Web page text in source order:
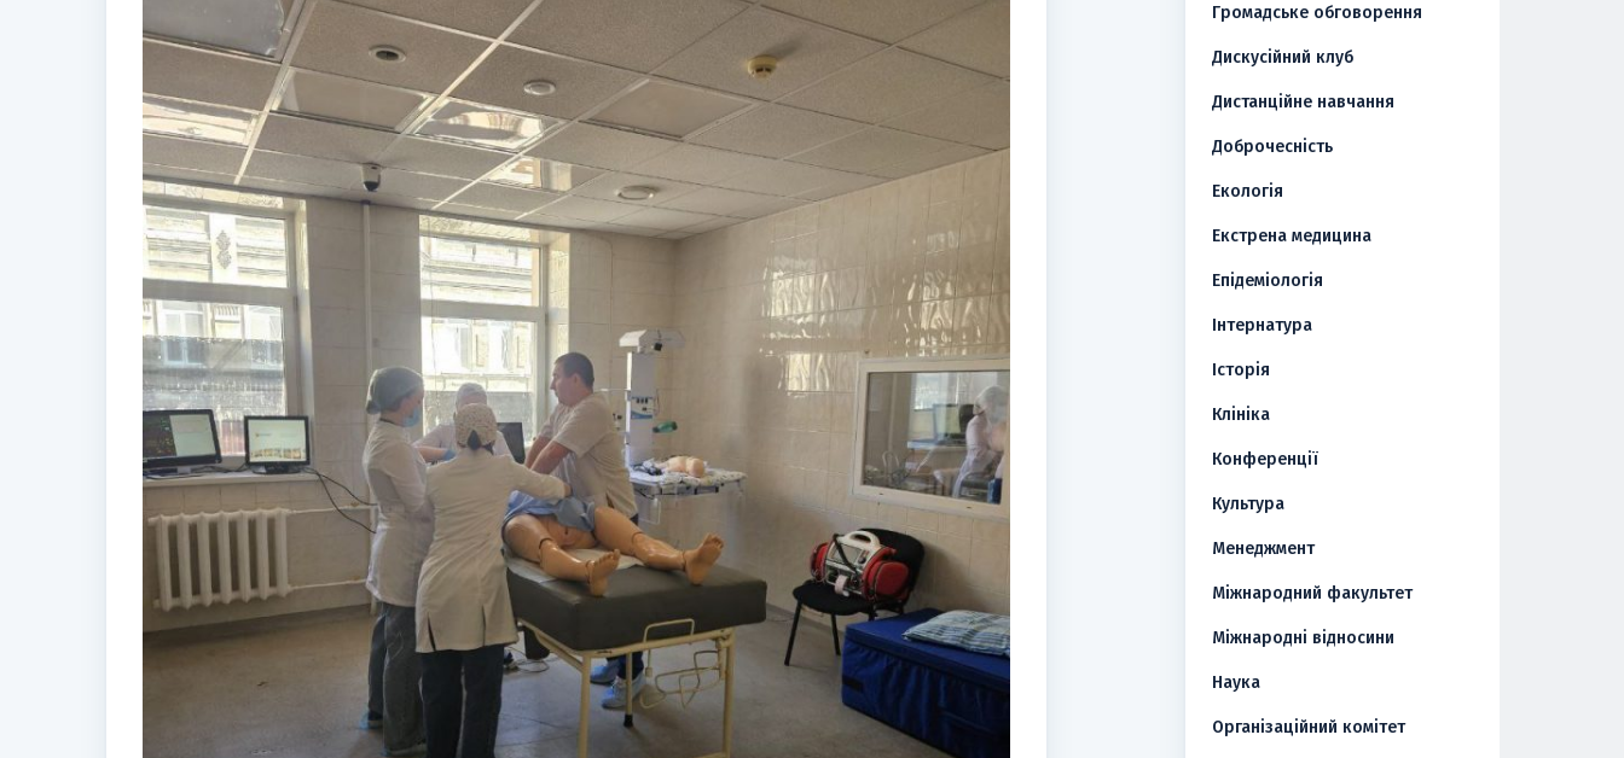
Громадське обговорення
Дискусійний клуб
Дистанційне навчання
Доброчесність
Екологія
Екстрена медицина
Епідеміологія
Інтернатура
Історія
Клініка
Конференції
Культура
Менеджмент
Міжнародний факультет
Міжнародні відносини
Наука
Організаційний комітет